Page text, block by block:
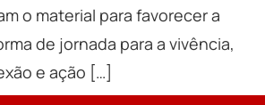
o material para favorecer a
de jornada para a vivência,
e ação […]